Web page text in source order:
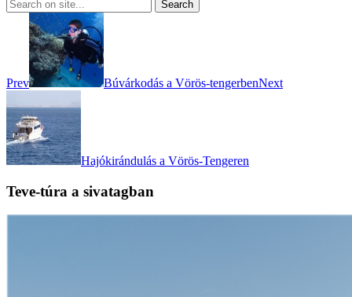
Prev Búvárkodás a Vörös-tengerbenNext
Hajókirándulás a Vörös-Tengeren
Teve-túra a sivatagban